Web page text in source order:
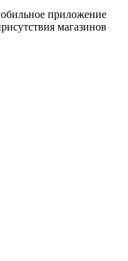
приложение
магазинов